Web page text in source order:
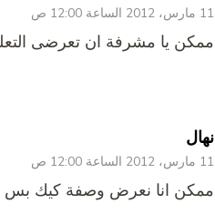
11 مارس، 2012 الساعة 12:00 ص
ممكن يا مشرفة ان تعرضى
نهال
11 مارس، 2012 الساعة 12:00 ص
ممكن انا نعرض وصفة كيك بس